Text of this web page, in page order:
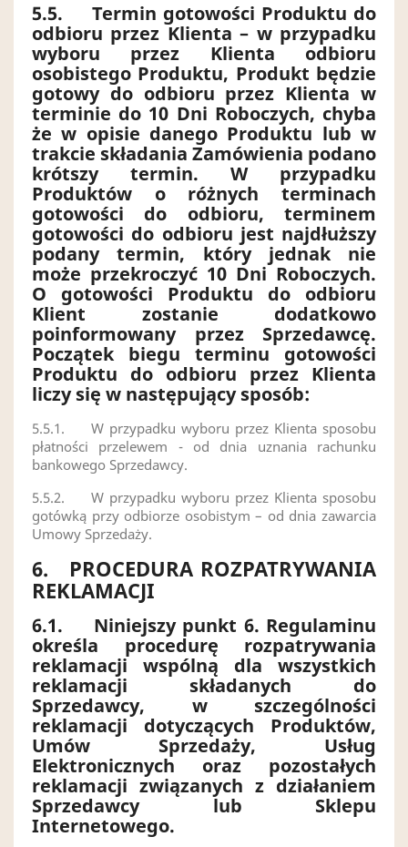
5.5.
Termin gotowości Produktu do
odbioru przez Klienta – w przypadku
wyboru przez Klienta odbioru
osobistego Produktu, Produkt będzie
gotowy do odbioru przez Klienta w
terminie do 10 Dni Roboczych, chyba
że w opisie danego Produktu lub w
trakcie składania Zamówienia podano
krótszy termin. W przypadku
Produktów o różnych terminach
gotowości do odbioru, terminem
gotowości do odbioru jest najdłuższy
podany termin, który jednak nie
może przekroczyć 10 Dni Roboczych.
O gotowości Produktu do odbioru
Klient zostanie dodatkowo
poinformowany przez Sprzedawcę.
Początek biegu terminu gotowości
Produktu do odbioru przez Klienta
liczy się w następujący sposób:
5.5.1.
W przypadku wyboru przez Klienta sposobu
płatności przelewem - od dnia uznania rachunku
bankowego Sprzedawcy.
5.5.2.
W przypadku wyboru przez Klienta sposobu
gotówką przy odbiorze osobistym – od dnia zawarcia
Umowy Sprzedaży.
6.
PROCEDURA ROZPATRYWANIA
REKLAMACJI
6.1.
Niniejszy punkt 6. Regulaminu
określa procedurę rozpatrywania
reklamacji wspólną dla wszystkich
reklamacji składanych do
Sprzedawcy, w szczególności
reklamacji dotyczących Produktów,
Umów Sprzedaży, Usług
Elektronicznych oraz pozostałych
reklamacji związanych z działaniem
Sprzedawcy lub Sklepu
Internetowego.